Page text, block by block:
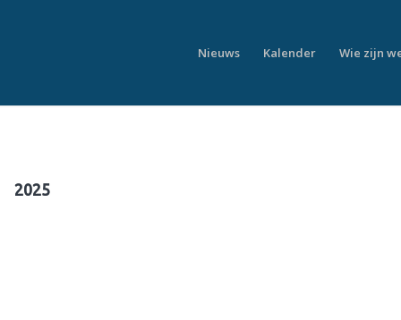
Nieuws Kalender Wie zijn
2025